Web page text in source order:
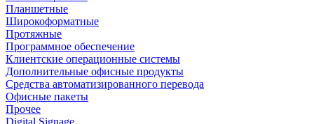
Планшетные
Широкоформатные
Протяжные
Программное обеспечение
Клиентские операционные системы
Дополнительные офисные продукты
Средства автоматизированного перевода
Офисные пакеты
Прочее
Digital Signage